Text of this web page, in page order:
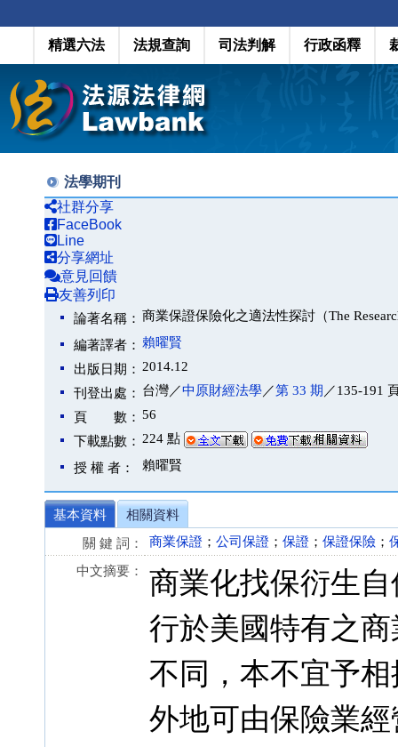
精選六法 法規查詢 司法判解 行政函釋
法學期刊
社群分享
FaceBook
Line
分享網址
意見回饋
友善列印
論著名稱： 商業保證保險化之適法性探討（The
編著譯者： 賴曜賢
出版日期： 2014.12
刊登出處： 台灣／中原財經法學／第 33 期 ／135-191
頁 數： 56
下載點數： 224 點
授 權 者： 賴曜賢
基本資料
相關資料
關 鍵 詞：
商業保證 ； 公司保證 ； 保證 ； 保證保險 ；
中文摘要：
商業化找保衍生
行於美國特有之
不同，本不宜予
外地可由保險業